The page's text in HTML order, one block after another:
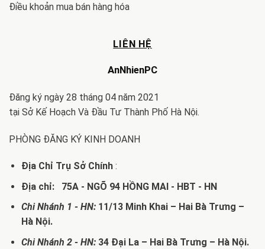
Điều khoản mua bán hàng hóa
LIÊN HỆ
AnNhienPC
Đăng ký ngày 28 tháng 04 năm 2021
tại Sở Kế Hoạch Và Đầu Tư Thành Phố Hà Nội.
PHÒNG ĐĂNG KÝ KINH DOANH
Địa Chỉ Trụ Sở Chính:
Địa chỉ: 75A - NGÕ 94 HỒNG MAI - HBT - HN
Chi Nhánh 1 - HN:11/13 Minh Khai – Hai Bà Trưng –
Hà Nội.
Chi Nhánh 2 - HN:34 Đại La – Hai Bà Trưng – Hà Nội.